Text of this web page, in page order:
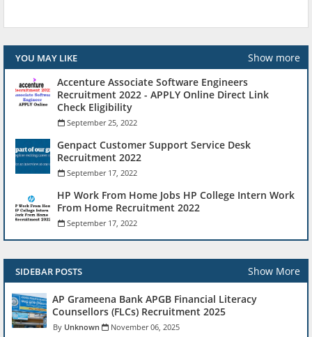
YOU MAY LIKE
Show more
Accenture Associate Software Engineers
Recruitment 2022 - APPLY Online Direct Link
Check Eligibility
September 25, 2022
Genpact Customer Support Service Desk
Recruitment 2022
September 17, 2022
HP Work From Home Jobs HP College Intern Work
From Home Recruitment 2022
September 17, 2022
SIDEBAR POSTS Show More
AP Grameena Bank APGB Financial Literacy
Counsellors (FLCs) Recruitment 2025
Unknown November 06, 2025